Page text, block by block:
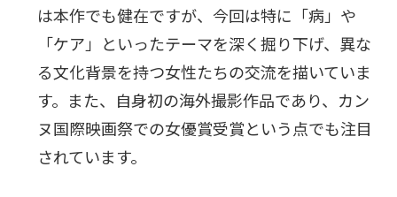
は本作でも健在ですが、今回は特に「病」や
「ケア」といったテーマを深く掘り下げ、異な
る文化背景を持つ女性たちの交流を描いていま
す。また、自身初の海外撮影作品であり、カン
ヌ国際映画祭での女優賞受賞という点でも注目
されています。